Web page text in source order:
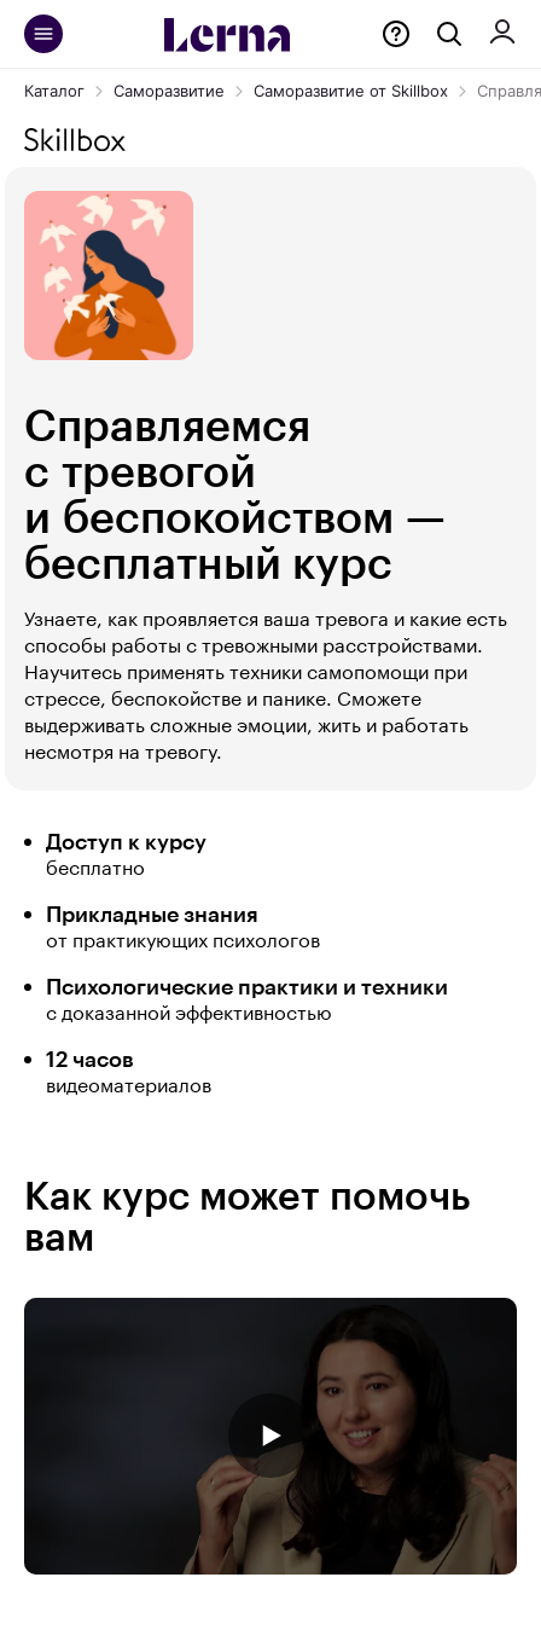
Каталог Саморазвитие Саморазвитие от Skillbox
Справляемся
с тревогой
и беспокойством —
бесплатный курс
Узнаете, как проявляется ваша тревога и какие есть
способы работы с тревожными расстройствами.
Научитесь применять техники самопомощи при
стрессе, беспокойстве и панике. Сможете
выдерживать сложные эмоции, жить и работать
несмотря на тревогу.
Доступ к курсу
бесплатно
Прикладные знания
от практикующих психологов
Психологические практики и техники
с доказанной эффективностью
12 часов
видеоматериалов
Как курс может помочь
вам